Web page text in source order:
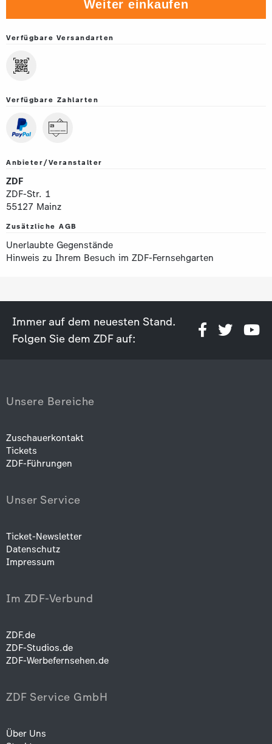
Weiter einkaufen
Verfügbare Versandarten
Verfügbare Zahlarten
Anbieter/Veranstalter
ZDF
ZDF-Str. 1
55127 Mainz
Zusätzliche AGB
Unerlaubte Gegenstände
Hinweis zu Ihrem Besuch im ZDF-Fernsehgarten
Immer auf dem neuesten Stand.
Folgen Sie dem ZDF auf:
Unsere Bereiche
Zuschauerkontakt
Tickets
ZDF-Führungen
Unser Service
Ticket-Newsletter
Datenschutz
Impressum
Im ZDF-Verbund
ZDF.de
ZDF-Studios.de
ZDF-Werbefernsehen.de
ZDF Service GmbH
Über Uns